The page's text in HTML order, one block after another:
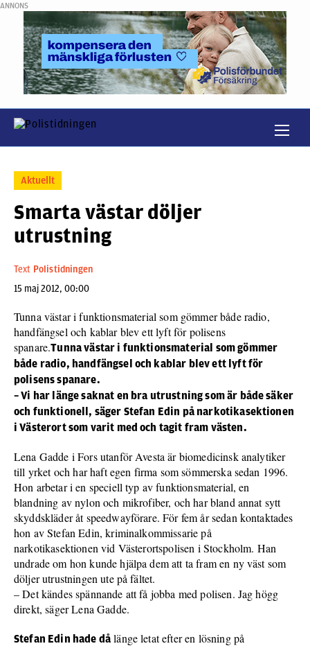
ANNONS
Aktuellt
Smarta västar döljer
utrustning
Text Polistidningen
15 maj 2012, 00:00
Tunna västar i funktionsmaterial som gömmer både radio,
handfängsel och kablar blev ett lyft för polisens
spanare.Tunna västar i funktionsmaterial som gömmer
både radio, handfängsel och kablar blev ett lyft för
polisens spanare.
– Vi har länge saknat en bra utrustning som är både säker
och funktionell, säger Stefan Edin på narkotikasektionen
i Västerort som varit med och tagit fram västen.
Lena Gadde i Fors utanför Avesta är biomedicinsk analytiker
till yrket och har haft egen firma som sömmerska sedan 1996.
Hon arbetar i en speciell typ av funktionsmaterial, en
blandning av nylon och mikrofiber, och har bland annat sytt
skyddskläder åt speedwayförare. För fem år sedan kontaktades
hon av Stefan Edin, kriminalkommissarie på
narkotikasektionen vid Västerortspolisen i Stockholm. Han
undrade om hon kunde hjälpa dem att ta fram en ny väst som
döljer utrustningen ute på fältet.
– Det kändes spännande att få jobba med polisen. Jag högg
direkt, säger Lena Gadde.
Stefan Edin hade då länge letat efter en lösning på